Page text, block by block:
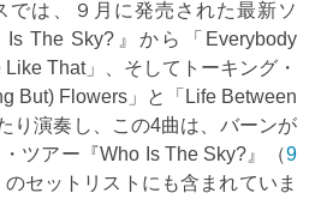
では、９月に発売された最新ソ
The Sky?』から「Everybody
That」、そしてトーキング・
But) Flowers」と「Life Between
り演奏し、この4曲は、バーンが
ツアー『Who Is The Sky?』（9
のセットリストにも含まれていま